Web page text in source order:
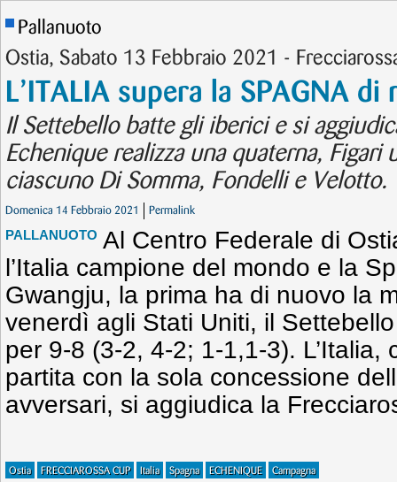
Pallanuoto
Ostia, Sabato 13 Febbraio 2021 -
L’ITALIA supera la SPAGNA
Il Settebello batte gli iberici e si
Echenique realizza una quaterna, Figari
ciascuno Di Somma, Fondelli e Velotto.
Domenica 14 Febbraio 2021 Permalink
PALLANUOTO Al Centro Federale di
l’Italia campione del mondo e la
Gwangju, la prima ha di nuovo la
venerdì agli Stati Uniti, il
per 9-8 (3-2, 4-2; 1-1,1-3). L’Italia,
partita con la sola concessione
avversari, si aggiudica la
Ostia FRECCIAROSSA CUP Italia Spagna ECHENIQUE Campagna